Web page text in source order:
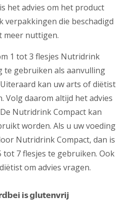
het advies om het product
verpakkingen die beschadigd
meer nuttigen.
1 tot 3 flesjes Nutridrink
te gebruiken als aanvulling
kan uw arts of diëtist
Volg daarom altijd het advies
Nutridrink Compact kan
worden. Als u uw voeding
Nutridrink Compact, dan is
tot 7 flesjes te gebruiken. Ook
om advies vragen.
is glutenvrij